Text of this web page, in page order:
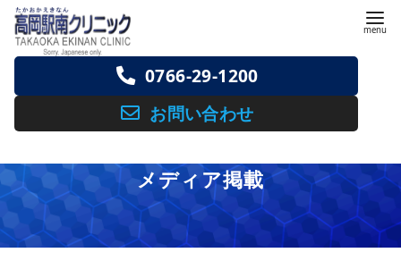
動
0766-29-1200
お問い合わせ
メディア掲載